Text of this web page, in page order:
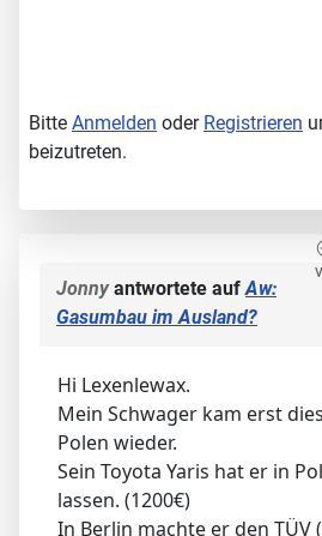
Bitte Anmelden oder Registrieren
beizutreten.
Jonnyantwortete aufAw:
Gasumbau im Ausland?
Hi Lexenlewax.
Mein Schwager kam erst
Polen wieder.
Sein Toyota Yaris hat er in
lassen. (1200€)
In Berlin machte er den TÜV